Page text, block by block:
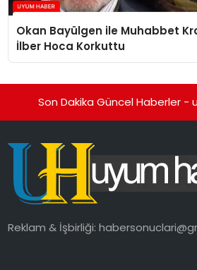
Okan Bayülgen ile Muhabbet
İlber Hoca Korkuttu
Son Dakika Güncel Haberler -
Reklam & İşbirliği: